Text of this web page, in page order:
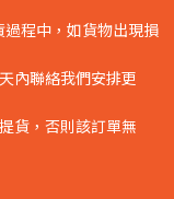
程中，如貨物出現損
內聯絡我們安排更
貨，否則該訂單無